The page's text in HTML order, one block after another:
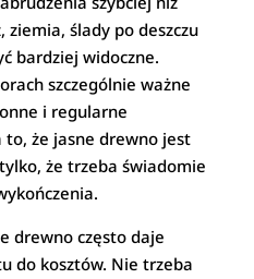
ziemia, ślady po deszczu
bardziej widoczne.
szczególnie ważne
i regularne
to, że jasne drewno jest
że trzeba świadomie
drewno często daje
do kosztów. Nie trzeba